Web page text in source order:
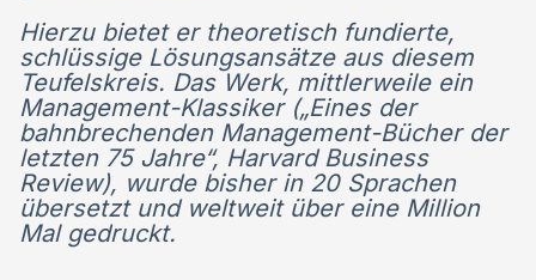
Hierzu bietet er theoretisch fundierte,
schlüssige Lösungsansätze aus diesem
Teufelskreis. Das Werk, mittlerweile ein
Management-Klassiker („Eines der
bahnbrechenden Management-Bücher der
letzten 75 Jahre“, Harvard Business
Review), wurde bisher in 20 Sprachen
übersetzt und weltweit über eine Million
Mal gedruckt.